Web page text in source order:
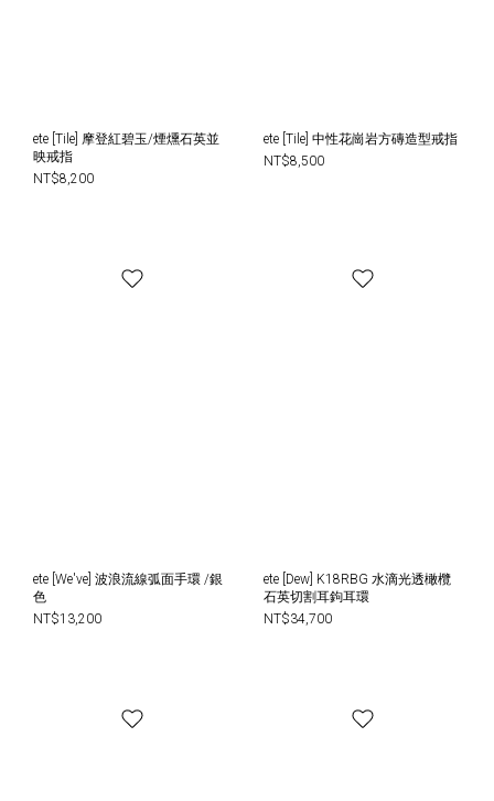
ete [Tile] 摩登紅碧玉/煙燻石英並
映戒指
NT$8,200
ete [Tile] 中性花崗岩方磚造型戒指
NT$8,500
ete [We've] 波浪流線弧面手環 /銀
色
NT$13,200
ete [Dew] K18RBG 水滴光透橄欖
石英切割耳鉤耳環
NT$34,700